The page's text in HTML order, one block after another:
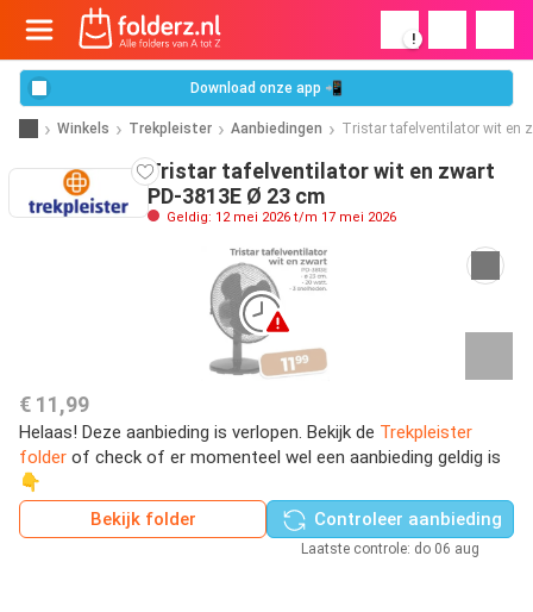
!
Download onze app 📲
Winkels Trekpleister Aanbiedingen Tristar tafelventilator wit en
Tristar tafelventilator wit en zwart
PD-3813E Ø 23 cm
Geldig: 12 mei 2026 t/m 17 mei 2026
€ 11,99
Helaas! Deze aanbieding is verlopen. Bekijk de Trekpleister
folder of check of er momenteel wel een aanbieding geldig is
👇
Bekijk folder
Controleer aanbieding
Laatste controle: do 06 aug